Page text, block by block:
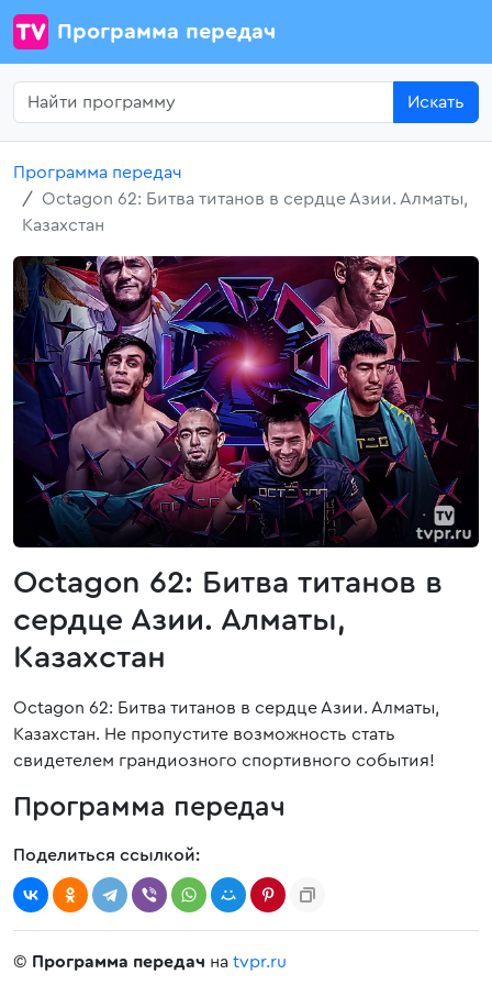
Программа передач
Искать
Программа передач
Octagon 62: Битва титанов в сердце Азии. Алматы,
Казахстан
Octagon 62: Битва титанов в
сердце Азии. Алматы,
Казахстан
Octagon 62: Битва титанов в сердце Азии. Алматы,
Казахстан. Не пропустите возможность стать
свидетелем грандиозного спортивного события!
Программа передач
Поделиться ссылкой:
© Программа передач на tvpr.ru